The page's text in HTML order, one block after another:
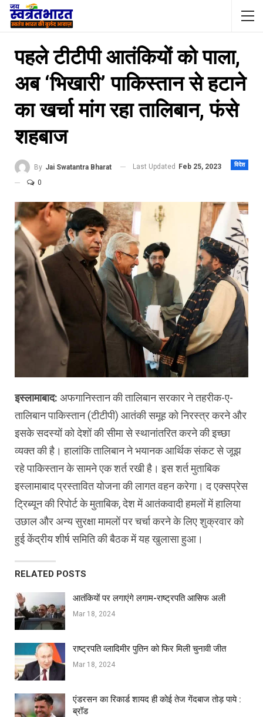
पहले टीटीपी आतंकियों को पाला,
अब ‘भ‍िखारी’ पाकिस्‍तान से हटाने
का खर्चा मांग रहा तालिबान, फंसे
शहबाज
विदेश
By Jai Swatantra Bharat Last Updated
Feb 25, 2023
0
इस्लामाबाद: अफगानिस्‍तान की तालिबान सरकार ने तहरीक-ए-
तालिबान पाकिस्तान (टीटीपी) आतंकी समूह को निरस्त्र करने और
इसके सदस्यों को देशों की सीमा से स्थानांतरित करने की इच्छा
व्यक्त की है। हालांकि तालिबान ने भयानक आर्थिक संकट से जूझ
रहे पाकिस्‍तान के सामने एक शर्त रखी है। इस शर्त मुताबिक
इस्लामाबाद प्रस्तावित योजना की लागत वहन करेगा। द एक्सप्रेस
ट्रिब्यून की रिपोर्ट के मुताबिक, देश में आतंकवादी हमलों में हालिया
उछाल और अन्य सुरक्षा मामलों पर चर्चा करने के लिए शुक्रवार को
हुई केंद्रीय शीर्ष समिति की बैठक में यह खुलासा हुआ।
RELATED POSTS
आतंकियों पर लगाएंगे लगाम-राष्ट्रपति आसिफ अली
Mar 18, 2024
राष्ट्रपति व्लादिमीर पुतिन को फिर मिली चुनावी जीत
Mar 18, 2024
एंडरसन का रिकार्ड शायद ही कोई तेज गेंदबाज तोड़ पाये :
ब्रॉड